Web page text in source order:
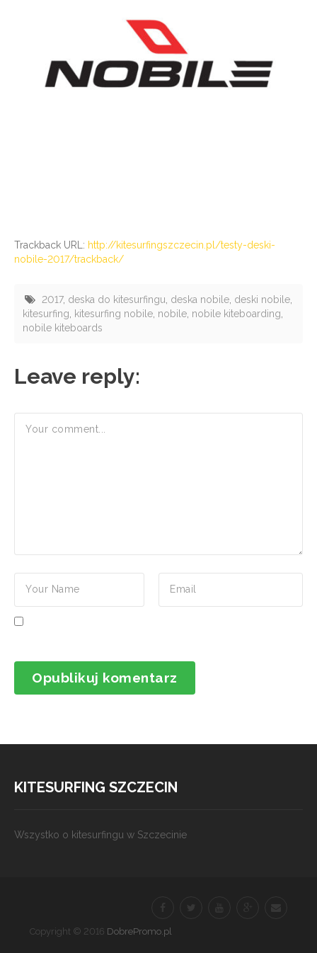
Trackback URL: http://kitesurfingszczecin.pl/testy-deski-
nobile-2017/trackback/
2017, deska do kitesurfingu deska nobile deski nobile
kitesurfing
kitesurfing nobile nobile nobile kiteboarding
nobile kiteboards
Leave reply:
KITESURFING SZCZECIN
Wszystko o kitesurfingu w Szczecinie
Copyright © 2016 DobrePromo.pl